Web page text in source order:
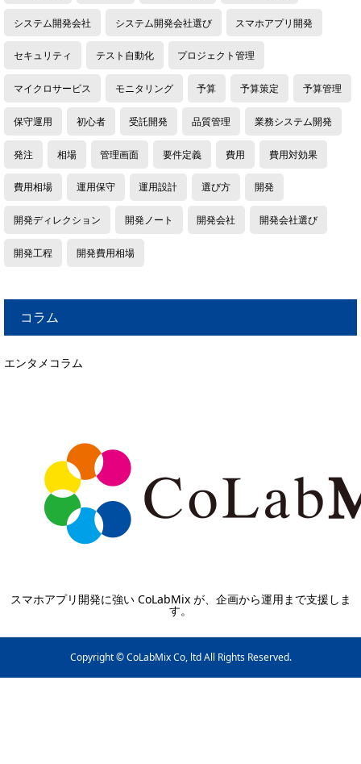
システム開発会社 システム開発会社選び スマホアプリ開発
セキュリティ テスト自動化 プロジェクト管理
マイクロサービス モニタリング 予算 予算策定 予算管理
保守運用 初心者 受託開発 品質管理 業務システム開発
発注 相場 管理画面 要件定義 費用 費用対効果
費用相場 運用保守 運用設計 選び方 開発
開発ディレクション 開発ノート 開発会社 開発会社選び
開発工程 開発費用相場
コラム
エンタメコラム
スマホアプリ開発に強い CoLabMix が、企画から運用まで支援しま
す。
Copyright © CoLabMix Co, ltd All Rights Reserved.